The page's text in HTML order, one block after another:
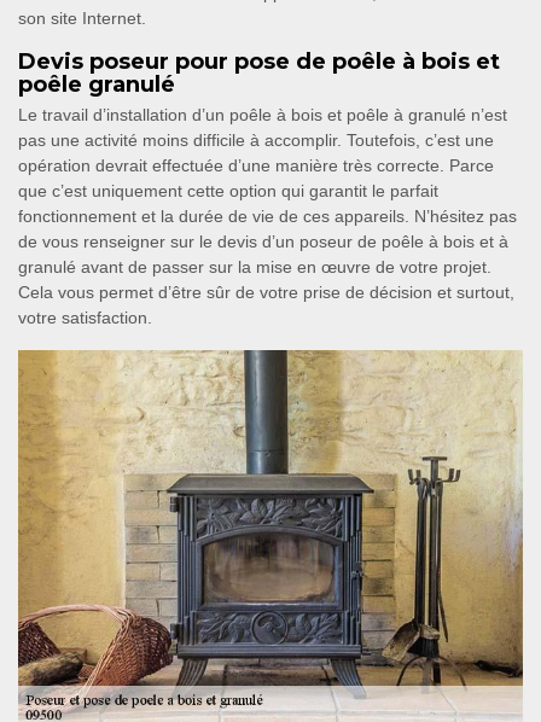
son site Internet.
Devis poseur pour pose de poêle à bois et
poêle granulé
Le travail d’installation d’un poêle à bois et poêle à granulé n’est
pas une activité moins difficile à accomplir. Toutefois, c’est une
opération devrait effectuée d’une manière très correcte. Parce
que c’est uniquement cette option qui garantit le parfait
fonctionnement et la durée de vie de ces appareils. N’hésitez pas
de vous renseigner sur le devis d’un poseur de poêle à bois et à
granulé avant de passer sur la mise en œuvre de votre projet.
Cela vous permet d’être sûr de votre prise de décision et surtout,
votre satisfaction.